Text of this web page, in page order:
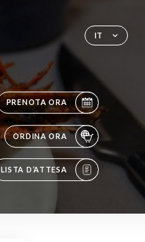
IT
PRENOTA ORA
ORDINA ORA
LISTA D’ATTESA